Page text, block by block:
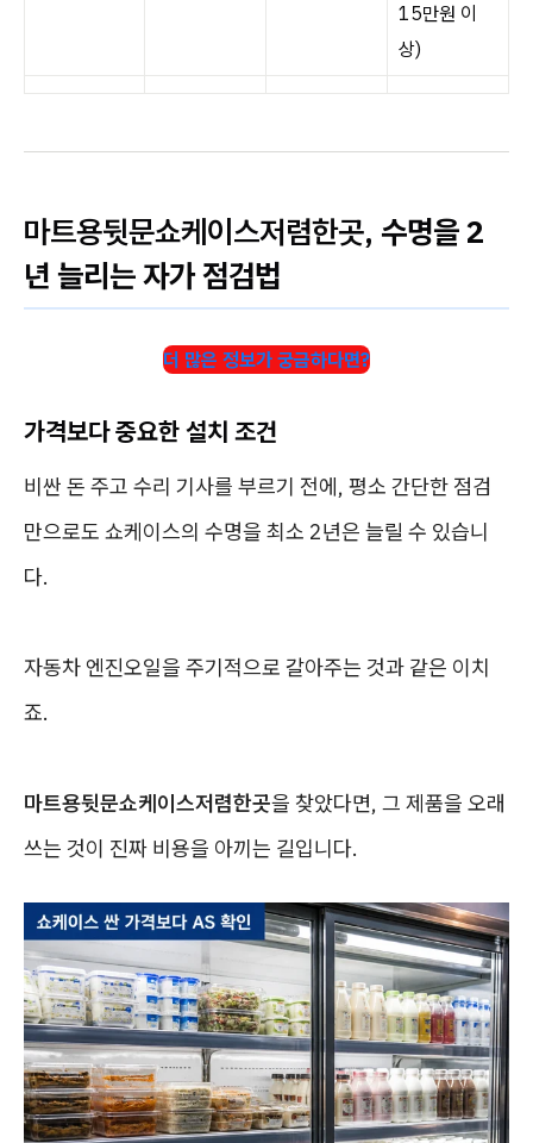
15만원 이
상)
마트용뒷문쇼케이스저렴한곳, 수명을 2
년 늘리는 자가 점검법
더 많은 정보가 궁금하다면?
가격보다 중요한 설치 조건
비싼 돈 주고 수리 기사를 부르기 전에, 평소 간단한 점검
만으로도 쇼케이스의 수명을 최소 2년은 늘릴 수 있습니
다.
자동차 엔진오일을 주기적으로 갈아주는 것과 같은 이치
죠.
마트용뒷문쇼케이스저렴한곳을 찾았다면, 그 제품을 오래
쓰는 것이 진짜 비용을 아끼는 길입니다.